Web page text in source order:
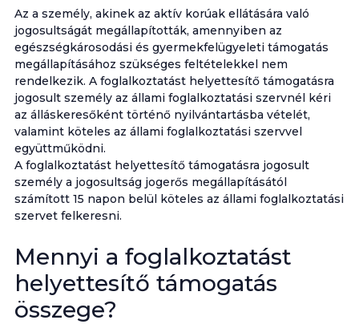
Az a személy, akinek az aktív korúak ellátására való
jogosultságát megállapították, amennyiben az
egészségkárosodási és gyermekfelügyeleti támogatás
megállapításához szükséges feltételekkel nem
rendelkezik. A foglalkoztatást helyettesítő támogatásra
jogosult személy az állami foglalkoztatási szervnél kéri
az álláskeresőként történő nyilvántartásba vételét,
valamint köteles az állami foglalkoztatási szervvel
együttműködni.
A foglalkoztatást helyettesítő támogatásra jogosult
személy a jogosultság jogerős megállapításától
számított 15 napon belül köteles az állami foglalkoztatási
szervet felkeresni.
Mennyi a foglalkoztatást
helyettesítő támogatás
összege?